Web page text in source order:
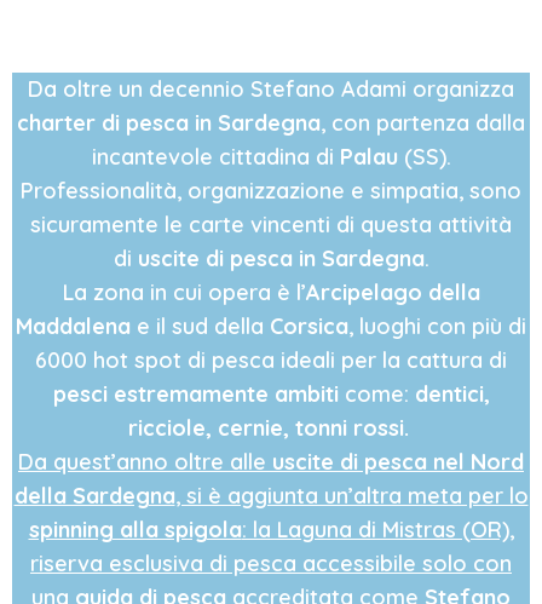
Da oltre un decennio Stefano Adami organizza
charter di pesca in Sardegna, con partenza dalla
incantevole cittadina di Palau (SS).
Professionalità, organizzazione e simpatia, sono
sicuramente le carte vincenti di questa attività
di uscite di pesca in Sardegna.
La zona in cui opera è l’Arcipelago della
Maddalena e il sud della Corsica, luoghi con più di
6000 hot spot di pesca ideali per la cattura di
pesci estremamente ambiti come: dentici,
ricciole, cernie, tonni rossi.
Da quest’anno oltre alle uscite di pesca nel Nord
della Sardegna, si è aggiunta un’altra meta per lo
spinning alla spigola: la Laguna di Mistras (OR),
riserva esclusiva di pesca accessibile solo con
una guida di pesca accreditata come Stefano